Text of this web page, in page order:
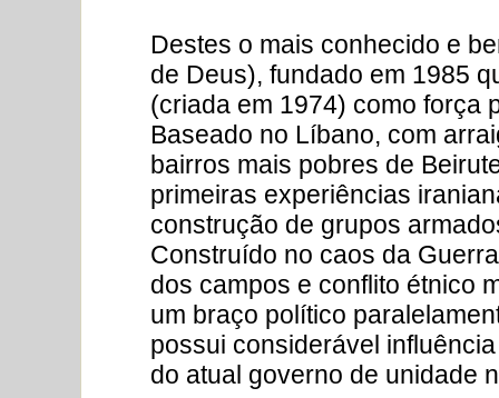
Destes o mais conhecido e
de Deus), fundado em 1985
(criada em 1974) como força
Baseado no Líbano, com
bairros mais pobres de
primeiras experiências
construção de grupos
Construído no caos da
dos campos e conflito étnico
um braço político
possui considerável
do atual governo de unidade